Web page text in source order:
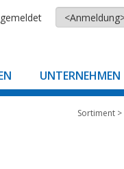
UNTERNEHMEN
Sortiment >